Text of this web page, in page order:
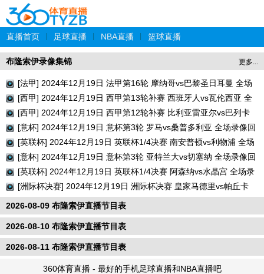
直播首页 足球直播 NBA直播 篮球直播
更多...
布隆索伊录像集锦
[法甲] 2024年12月19日 法甲第16轮 摩纳哥vs巴黎圣日耳曼 全场
录像回放
[西甲] 2024年12月19日 西甲第13轮补赛 西班牙人vs瓦伦西亚 全
场录像回放
[西甲] 2024年12月19日 西甲第12轮补赛 比利亚雷亚尔vs巴列卡
诺 全场录像回放
[意杯] 2024年12月19日 意杯第3轮 罗马vs桑普多利亚 全场录像回
放
[英联杯] 2024年12月19日 英联杯1/4决赛 南安普顿vs利物浦 全场
录像回放
[意杯] 2024年12月19日 意杯第3轮 亚特兰大vs切塞纳 全场录像回
放
[英联杯] 2024年12月19日 英联杯1/4决赛 阿森纳vs水晶宫 全场录
像回放
[洲际杯决赛] 2024年12月19日 洲际杯决赛 皇家马德里vs帕丘卡
全场录像回放
2026-08-09 布隆索伊直播节目表
2026-08-10 布隆索伊直播节目表
2026-08-11 布隆索伊直播节目表
360体育直播 - 最好的手机足球直播和NBA直播吧